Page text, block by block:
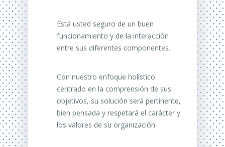
Está usted seguro de un buen
funcionamiento y de la interacción
entre sus diferentes componentes.
Con nuestro enfoque holístico
centrado en la comprensión de sus
objetivos, su solución será pertinente,
bien pensada y respetará el carácter y
los valores de su organización.